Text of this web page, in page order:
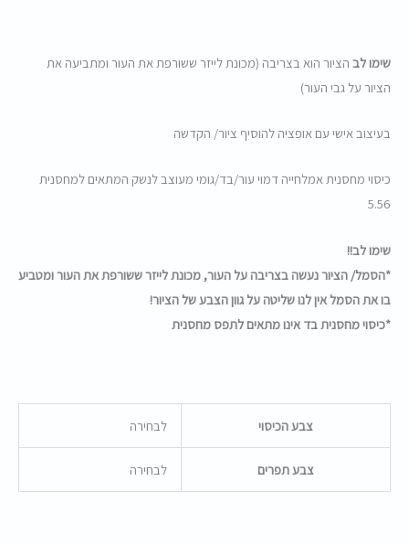
שימו לב הציור הוא בצריבה (מכונת לייזר ששורפת את העור ומתביעה את
הציור על גבי העור)
בעיצוב אישי עם אופציה להוסיף ציור/ הקדשה
כיסוי מחסנית אמלחייה דמוי עור/בד/גומי מעוצב לנשק המתאים למחסנית
5.56
שימו לב!!
*הסמל/ הציור נעשה בצריבה על העור, מכונת לייזר ששורפת את העור ומטביע
בו את הסמל אין לנו שליטה על גוון הצבע של הציור!
*כיסוי מחסנית בד אינו מתאים לתפס מחסנית
צבע הכיסוי לבחירה
צבע תפרים לבחירה